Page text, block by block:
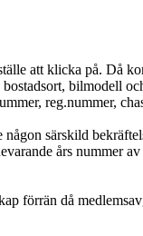
att klicka på. Då
bostadsort, bilmodell
reg.nummer,
särskild
års nummer
förrän då